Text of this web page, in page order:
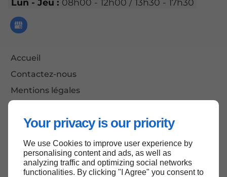
Your privacy is our priority
We use Cookies to improve user experience by
personalising content and ads, as well as
analyzing traffic and optimizing social networks
functionalities. By clicking "I Agree" you consent to
Accueil
Contactez-nous
Mentions légales
Haut de page